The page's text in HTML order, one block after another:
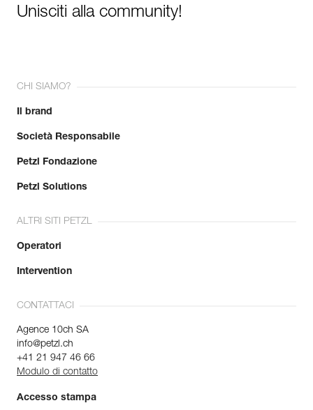
Unisciti alla community!
CHI SIAMO?
Il brand
Società Responsabile
Petzl Fondazione
Petzl Solutions
ALTRI SITI PETZL
Operatori
Intervention
CONTATTACI
Agence 10ch SA
info@petzl.ch
+41 21 947 46 66
Modulo di contatto
Accesso stampa